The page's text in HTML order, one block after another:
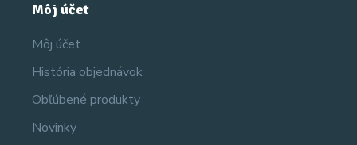
Môj účet
Môj účet
História objednávok
Obľúbené produkty
Novinky